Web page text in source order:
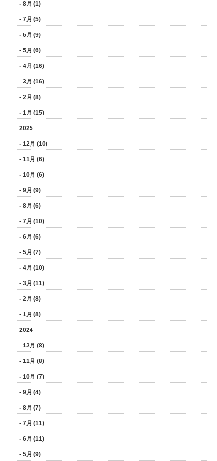
- 8月 (1)
- 7月 (5)
- 6月 (9)
- 5月 (6)
- 4月 (16)
- 3月 (16)
- 2月 (8)
- 1月 (15)
2025
- 12月 (10)
- 11月 (6)
- 10月 (6)
- 9月 (9)
- 8月 (6)
- 7月 (10)
- 6月 (6)
- 5月 (7)
- 4月 (10)
- 3月 (11)
- 2月 (8)
- 1月 (8)
2024
- 12月 (8)
- 11月 (8)
- 10月 (7)
- 9月 (4)
- 8月 (7)
- 7月 (11)
- 6月 (11)
- 5月 (9)